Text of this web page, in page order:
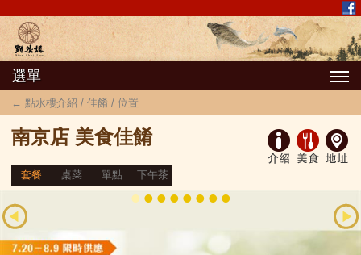
選單
← 點水樓介紹 / 佳餚 / 位置
南京店 美食佳餚
套餐 桌菜 單點 下午茶
••••••••